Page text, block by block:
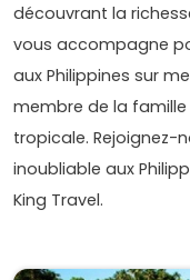
découvrant la
vous accompagne
aux Philippines sur
membre de la
tropicale. Rejoignez-
inoubliable aux
King Travel.